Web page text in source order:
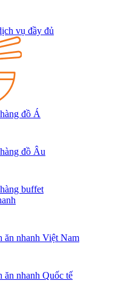
vụ đầy đủ
đồ Á
đồ Âu
buffet
ăn nhanh Việt Nam
ăn nhanh Quốc tế